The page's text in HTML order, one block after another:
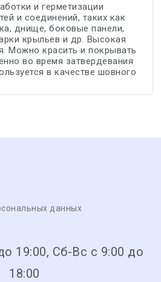
и герметизации
и соединений, таких как
днище, боковые панели,
крыльев и др. Высокая
Можно красить и покрывать
во время затвердевания
в качестве шовного
данных
19:00, Сб-Вс с 9:00 до
18:00